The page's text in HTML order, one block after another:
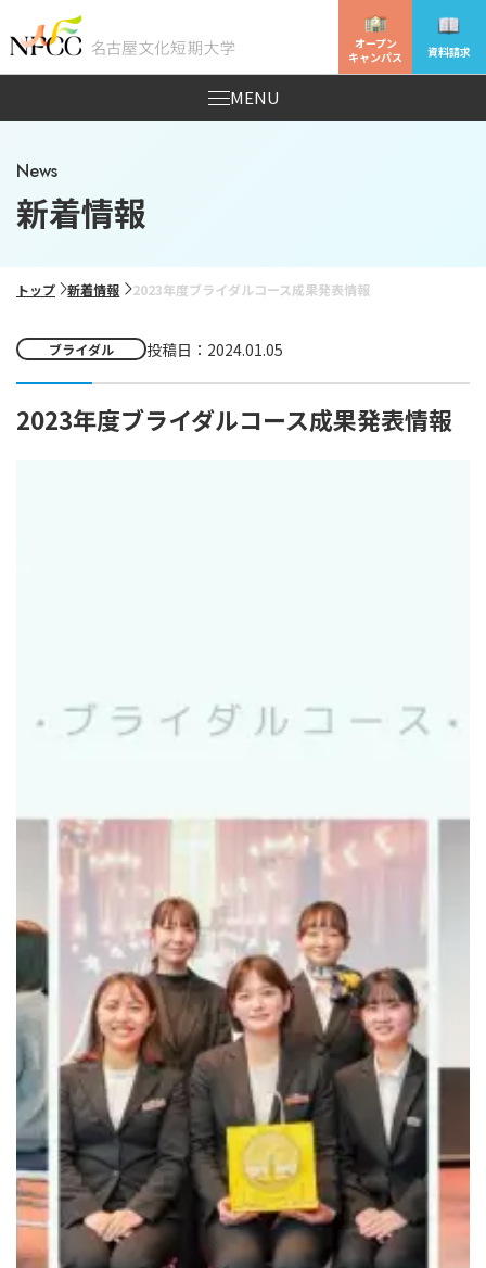
オープン
キャンパス
資料請求
MENU
News
新着情報
トップ 新着情報 2023年度ブライダルコース成果発表情報
ブライダル 投稿日：2024.01.05
2023年度ブライダルコース成果発表情報